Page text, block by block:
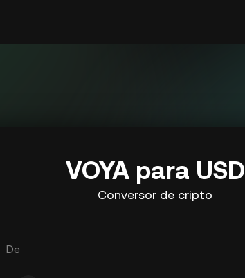
VOYA para USD
Conversor de cripto
De